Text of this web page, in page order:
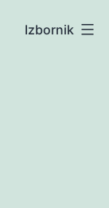
Izbornik